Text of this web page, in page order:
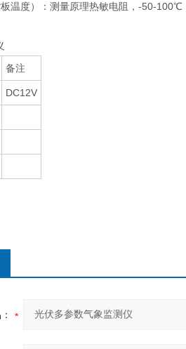
温度）：测量原理热敏电阻，-50-
备注
DC12V